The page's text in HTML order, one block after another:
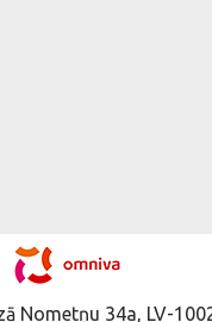
Nometņu 34a, LV-